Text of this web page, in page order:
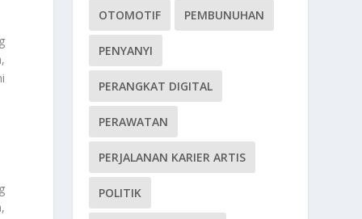
OTOMOTIF PEMBUNUHAN
PENYANYI
PERANGKAT DIGITAL
PERAWATAN
PERJALANAN KARIER ARTIS
POLITIK